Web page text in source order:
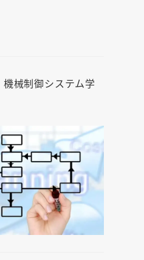
械制御システム学